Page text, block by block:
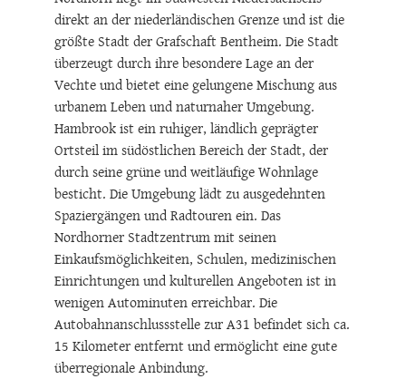
direkt an der niederländischen Grenze und ist die
größte Stadt der Grafschaft Bentheim. Die Stadt
überzeugt durch ihre besondere Lage an der
Vechte und bietet eine gelungene Mischung aus
urbanem Leben und naturnaher Umgebung.
Hambrook ist ein ruhiger, ländlich geprägter
Ortsteil im südöstlichen Bereich der Stadt, der
durch seine grüne und weitläufige Wohnlage
besticht. Die Umgebung lädt zu ausgedehnten
Spaziergängen und Radtouren ein. Das
Nordhorner Stadtzentrum mit seinen
Einkaufsmöglichkeiten, Schulen, medizinischen
Einrichtungen und kulturellen Angeboten ist in
wenigen Autominuten erreichbar. Die
Autobahnanschlussstelle zur A31 befindet sich ca.
15 Kilometer entfernt und ermöglicht eine gute
überregionale Anbindung.